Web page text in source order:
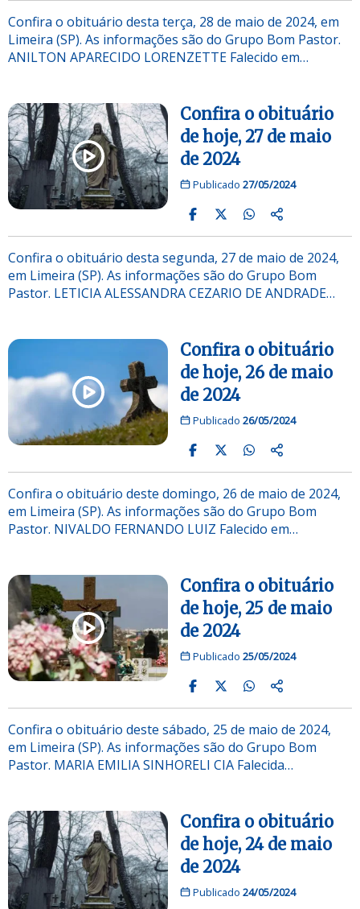
Confira o obituário desta terça, 28 de maio de 2024, em
Limeira (SP). As informações são do Grupo Bom Pastor.
ANILTON APARECIDO LORENZETTE Falecido em…
Confira o obituário
de hoje, 27 de maio
de 2024
Publicado 27/05/2024
Confira o obituário desta segunda, 27 de maio de 2024,
em Limeira (SP). As informações são do Grupo Bom
Pastor. LETICIA ALESSANDRA CEZARIO DE ANDRADE…
Confira o obituário
de hoje, 26 de maio
de 2024
Publicado 26/05/2024
Confira o obituário deste domingo, 26 de maio de 2024,
em Limeira (SP). As informações são do Grupo Bom
Pastor. NIVALDO FERNANDO LUIZ Falecido em…
Confira o obituário
de hoje, 25 de maio
de 2024
Publicado 25/05/2024
Confira o obituário deste sábado, 25 de maio de 2024,
em Limeira (SP). As informações são do Grupo Bom
Pastor. MARIA EMILIA SINHORELI CIA Falecida…
Confira o obituário
de hoje, 24 de maio
de 2024
Publicado 24/05/2024